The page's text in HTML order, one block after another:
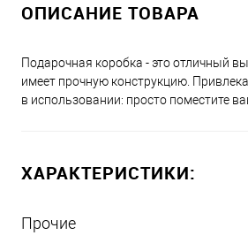
ОПИСАНИЕ ТОВАРА
Подарочная коробка - это отличный
имеет прочную конструкцию.
в использовании: просто поместите
ХАРАКТЕРИСТИКИ:
Прочие